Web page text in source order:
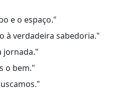
e o espaço."
à verdadeira sabedoria."
jornada."
o bem."